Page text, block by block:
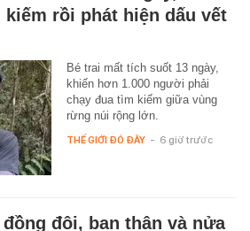
rồi phát hiện dấu vết
Bé trai mất tích suốt 13 ngày,
khiến hơn 1.000 người phải
chạy đua tìm kiếm giữa vùng
rừng núi rộng lớn.
THẾ GIỚI ĐÓ ĐÂY - 6 giờ trước
đội, bạn thân và nửa